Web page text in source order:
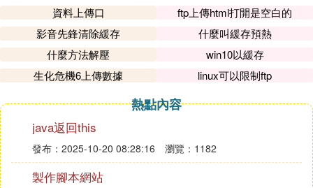
E. 如何在桌面上建立ftp快捷方式（資源管
理器的那種）
新建一個IE的快捷方式，然後在屬性裡面把FTP的網
址寫上去。不過部分殺毒軟體會當做病毒殺掉。
F. 怎麼把FTP快捷方式到桌面上去
方法是：
資料上傳口
ftp上傳html打開是空白的
影音先鋒清除緩存
什麼叫緩存預熱
什麼方法解壓
win10以緩存
生化危機6上傳數據
linux可以限制ftp
熱點內容
java返回this
發布：2025-10-20 08:28:16 瀏覽：1182
製作腳本網站